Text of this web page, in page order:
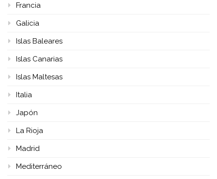
Francia
Galicia
Islas Baleares
Islas Canarias
Islas Maltesas
Italia
Japón
La Rioja
Madrid
Mediterráneo